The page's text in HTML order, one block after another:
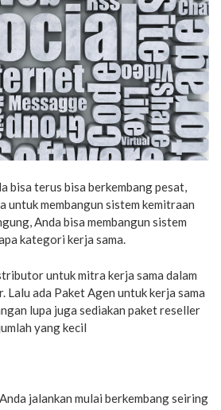
bisa terus bisa berkembang pesat,
untuk membangun sistem kemitraan
Anda bisa membangun sistem
kategori kerja sama.
untuk mitra kerja sama dalam
Lalu ada Paket Agen untuk kerja sama
lupa juga sediakan paket reseller
yang kecil
jalankan mulai berkembang seiring